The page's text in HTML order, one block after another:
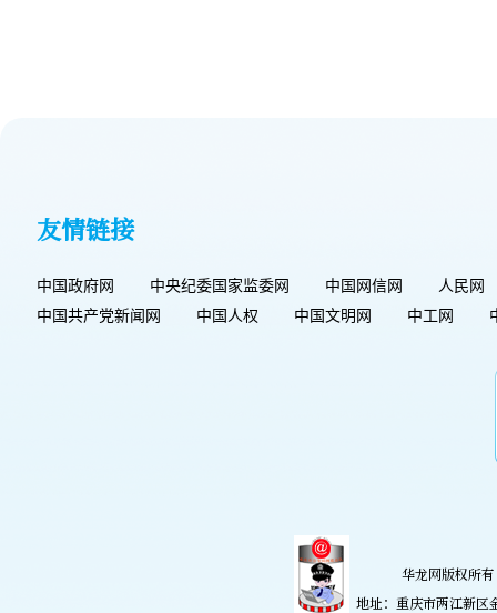
友情链接
中国政府网 中央纪委国家监委网 中国网信网
人民网
中国共产党新闻网
中国人权 中国文明网 中工网
华龙网版权所
地址：重庆市两江新